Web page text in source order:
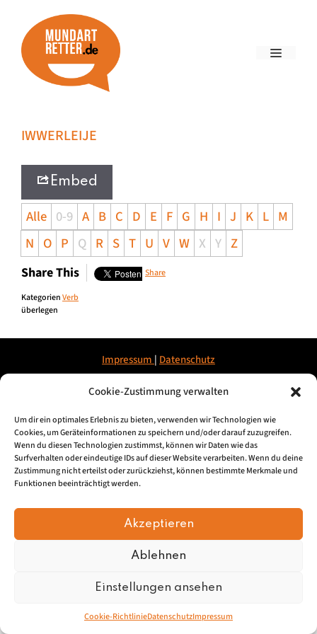
Cookie-Zustimmung verwalten
Um dir ein optimales Erlebnis zu bieten, verwenden wir Technologien wie
Cookies, um Geräteinformationen zu speichern und/oder darauf zuzugreifen.
Wenn du diesen Technologien zustimmst, können wir Daten wie das
Surfverhalten oder eindeutige IDs auf dieser Website verarbeiten. Wenn du deine
Zustimmung nicht erteilst oder zurückziehst, können bestimmte Merkmale und
Funktionen beeinträchtigt werden.
Akzeptieren
Ablehnen
Einstellungen ansehen
Cookie-RichtlinieDatenschutzImpressum
IWWERLEIJE
Embed
Alle 0-9 A B C D E F G H I J K L M
N O P Q R S T U V W X Y Z
Share This Share
KategorienVerb
überlegen
Impressum | Datenschutz
© 2026, Mundartretter.de